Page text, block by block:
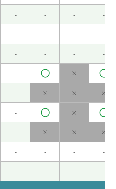
列单词来造句非常困
，所以我会尽力而为。
ました。 単語の並び替
も難しいです。 しか
あると思いますので、頑
有划时代意义的课程，
印象。我期待接下来的
恼。谢谢了。
多关于如何运用文字的
有趣的方式学习。 下次
- - - -
- - - -
- - - -
- 〇 × 〇
- × × ×
- 〇 × 〇
- × × ×
- - - -
- - - -